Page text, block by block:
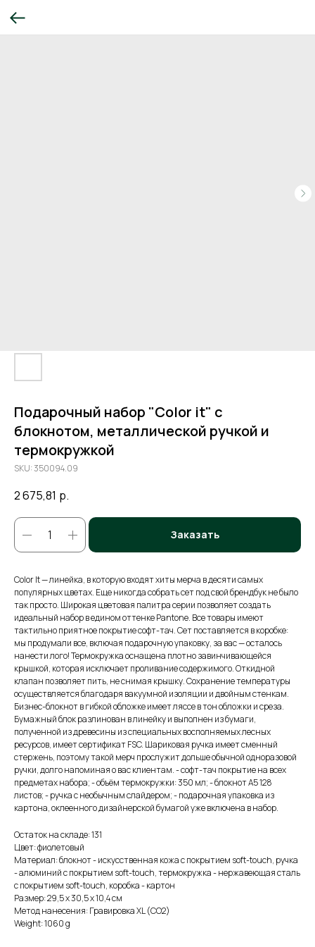
Подарочный набор "Color it" с
блокнотом, металлической ручкой и
термокружкой
SKU:350094.09
2 675,81 р.
Заказать
Color It — линейка, в которую входят хиты мерча в десяти самых
популярных цветах. Еще никогда собрать сет под свой брендбук не было
так просто. Широкая цветовая палитра серии позволяет создать
идеальный набор в едином оттенке Pantone. Все товары имеют
тактильно приятное покрытие софт-тач. Сет поставляется в коробке:
мы продумали все, включая подарочную упаковку, за вас — осталось
нанести лого! Термокружка оснащена плотно завинчивающейся
крышкой, которая исключает проливание содержимого. Откидной
клапан позволяет пить, не снимая крышку. Сохранение температуры
осуществляется благодаря вакуумной изоляции и двойным стенкам.
Бизнес-блокнот в гибкой обложке имеет ляссе в тон обложки и среза.
Бумажный блок разлинован в линейку и выполнен из бумаги,
полученной из древесины из специальных восполняемых лесных
ресурсов, имеет сертификат FSC. Шариковая ручка имеет сменный
стержень, поэтому такой мерч прослужит дольше обычной одноразовой
ручки, долго напоминая о вас клиентам. - софт-тач покрытие на всех
предметах набора; - объём термокружки: 350 мл; - блокнот А5 128
листов; - ручка с необычным слайдером; - подарочная упаковка из
картона, оклеенного дизайнерской бумагой уже включена в набор.
Остаток на складе: 131
Цвет: фиолетовый
Материал: блокнот - искусственная кожа с покрытием soft-touch, ручка
- алюминий с покрытием soft-touch, термокружка - нержавеющая cталь
с покрытием soft-touch, коробка - картон
Размер: 29,5 х 30,5 х 10,4 см
Метод нанесения: Гравировка XL (СО2)
Weight: 1060 g